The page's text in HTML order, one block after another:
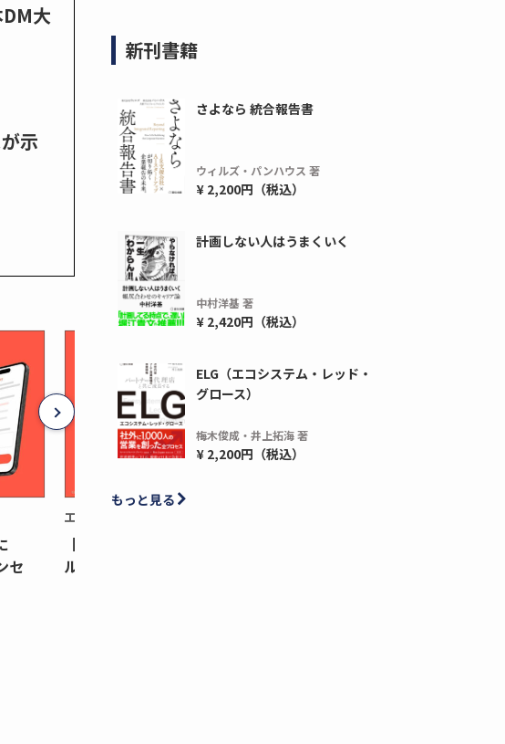
大
示
セ
エムディーピー
【月間1,000万本以上の配布実績！】デジタ
ルクーポンを活用した販促キャンペーンを...
新刊書籍
さよなら 統合報告書
ウィルズ・パンハウス 著
¥ 2,200円（税込）
計画しない人はうまくいく
中村洋基 著
¥ 2,420円（税込）
ELG（エコシステム・レッド・
グロース）
梅木俊成・井上拓海 著
¥ 2,200円（税込）
もっと見る